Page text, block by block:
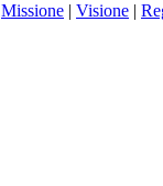
Missione | Visione |